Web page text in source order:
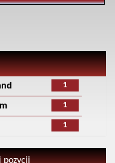
1
1
1
pozycji